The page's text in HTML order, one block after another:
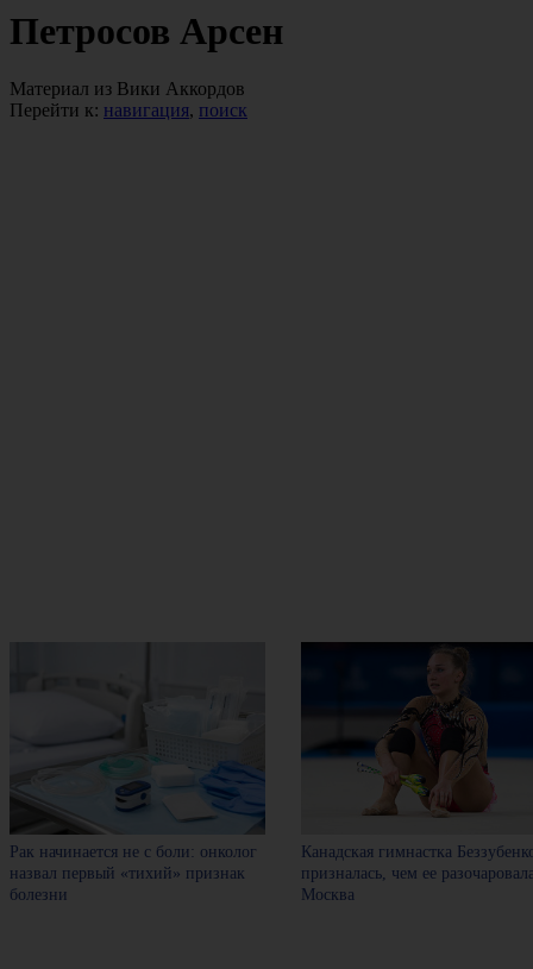
Петросов Арсен
Материал из Вики Аккордов
Перейти к: навигация, поиск
Рак начинается не с боли: онколог
назвал первый «тихий» признак
болезни
Канадская гимнастка
призналась, чем ее
Москва